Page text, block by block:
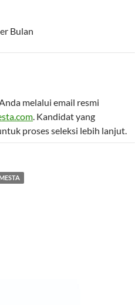
Bulan
melalui email resmi
. Kandidat yang
proses seleksi lebih lanjut.